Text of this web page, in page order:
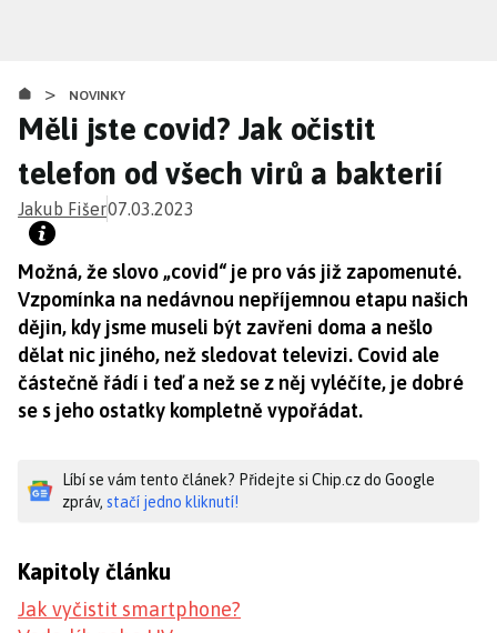
obsahu
> NOVINKY
Měli jste covid? Jak očistit
telefon od všech virů a bakterií
Jakub Fišer07.03.2023
Možná, že slovo „covid“ je pro vás již zapomenuté.
Vzpomínka na nedávnou nepříjemnou etapu našich
dějin, kdy jsme museli být zavřeni doma a nešlo
dělat nic jiného, než sledovat televizi. Covid ale
částečně řádí i teď a než se z něj vyléčíte, je dobré
se s jeho ostatky kompletně vypořádat.
Líbí se vám tento článek? Přidejte si Chip.cz do Google
zpráv, stačí jedno kliknutí!
Kapitoly článku
Jak vyčistit smartphone?